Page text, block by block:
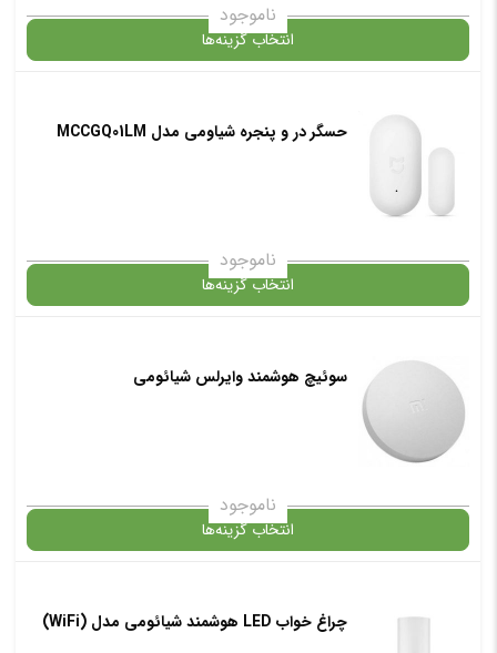
ناموجود
انتخاب گزینه‌ها
در حال حاضر این محصول در انبار موجود نیست و در دسترس نمی باشد.
✧ چت با پشتیبان واتس آپ
حسگر در و پنجره شیاومی مدل MCCGQ01LM
ناموجود
انتخاب گزینه‌ها
در حال حاضر این محصول در انبار موجود نیست و در دسترس نمی باشد.
✧ چت با پشتیبان واتس آپ
سوئیچ هوشمند وایرلس شیائومی
ناموجود
انتخاب گزینه‌ها
در حال حاضر این محصول در انبار موجود نیست و در دسترس نمی باشد.
چراغ خواب LED هوشمند شیائومی مدل (WiFi)